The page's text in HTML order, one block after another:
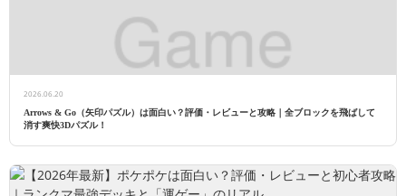
2026.06.20
Arrows & Go（矢印パズル）は面白い？評価・レビューと攻略｜全ブロックを飛ばして
消す爽快3Dパズル！